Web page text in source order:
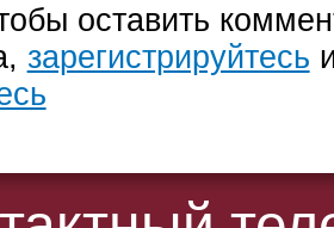
оставить
зарегистрируйтесь